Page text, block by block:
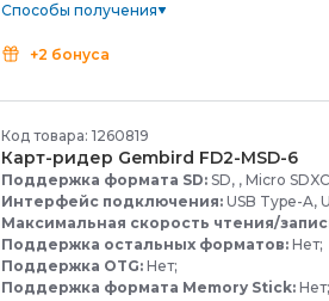
Способы получения
+2 бонуса
Код товара: 1260819
Карт-ридер Gembird FD2-MSD-6
Поддержка формата SD: SD, , Micro
Интерфейс подключения: USB Type-A,
Максимальная скорость чтения/
Поддержка остальных форматов: Нет;
Поддержка OTG: Нет;
Поддержка формата Memory Stick: Нет;